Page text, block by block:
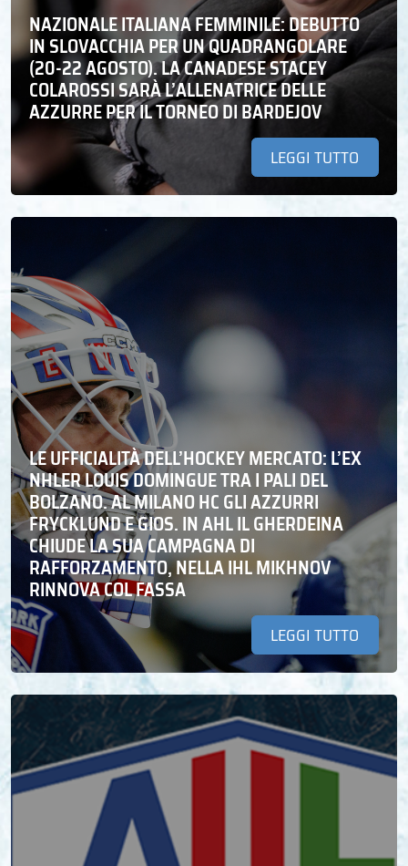
NAZIONALE ITALIANA FEMMINILE: DEBUTTO
IN SLOVACCHIA PER UN QUADRANGOLARE
(20-22 AGOSTO). LA CANADESE STACEY
COLAROSSI SARÀ L’ALLENATRICE DELLE
AZZURRE PER IL TORNEO DI BARDEJOV
LEGGI TUTTO
LE UFFICIALITÀ DELL’HOCKEY MERCATO: L’EX
NHLER LOUIS DOMINGUE TRA I PALI DEL
BOLZANO. AL MILANO HC GLI AZZURRI
FRYCKLUND E GIOS. IN AHL IL GHERDEINA
CHIUDE LA SUA CAMPAGNA DI
RAFFORZAMENTO, NELLA IHL MIKHNOV
RINNOVA COL FASSA
LEGGI TUTTO